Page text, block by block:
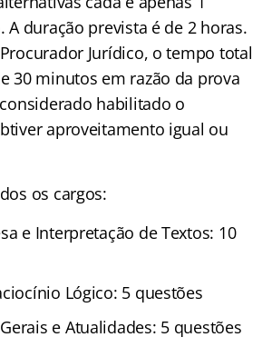
A duração prevista é de 2 horas.
Jurídico, o tempo total
30 minutos em razão da prova
habilitado o
aproveitamento igual ou
os cargos:
e Interpretação de Textos: 10
Lógico: 5 questões
e Atualidades: 5 questões